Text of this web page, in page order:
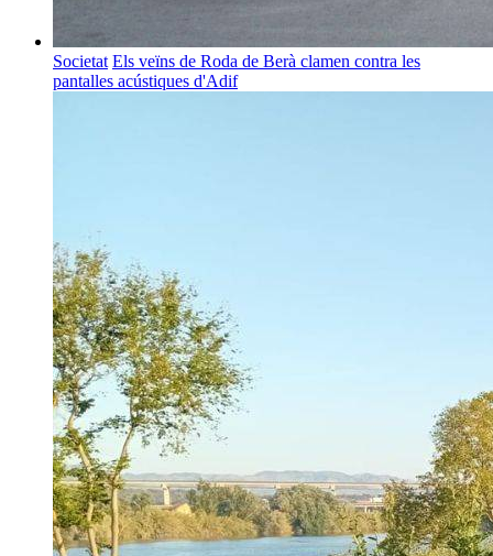
Societat Els veïns de Roda de Berà clamen contra les
pantalles acústiques d'Adif